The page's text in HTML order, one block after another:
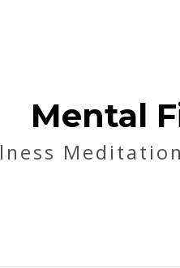
Mental